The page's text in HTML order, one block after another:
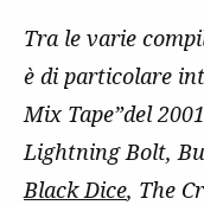
Tra le varie
è di particolare
Mix Tape”del
Lightning Bolt,
Black Dice, The